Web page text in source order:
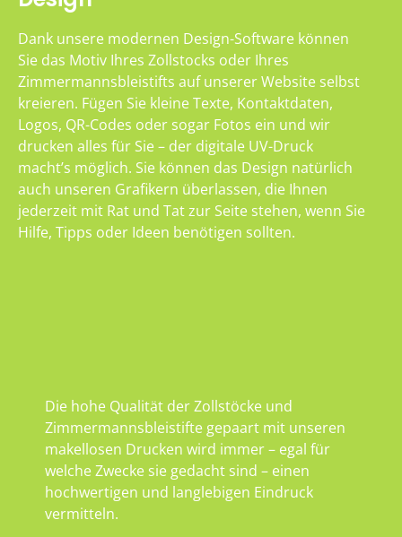
Dank unsere modernen Design-Software können
Sie das Motiv Ihres Zollstocks oder Ihres
Zimmermannsbleistifts auf unserer Website selbst
kreieren. Fügen Sie kleine Texte, Kontaktdaten,
Logos, QR-Codes oder sogar Fotos ein und wir
drucken alles für Sie – der digitale UV-Druck
macht’s möglich. Sie können das Design natürlich
auch unseren Grafikern überlassen, die Ihnen
jederzeit mit Rat und Tat zur Seite stehen, wenn Sie
Hilfe, Tipps oder Ideen benötigen sollten.
Die hohe Qualität der Zollstöcke und
Zimmermannsbleistifte gepaart mit unseren
makellosen Drucken wird immer – egal für
welche Zwecke sie gedacht sind – einen
hochwertigen und langlebigen Eindruck
vermitteln.